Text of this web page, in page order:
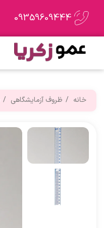
09359609444
خانه ظروف آزمایشگاهی